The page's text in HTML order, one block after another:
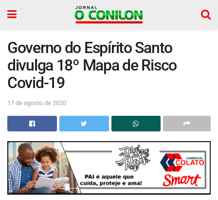
Governo do Espírito Santo
divulga 18º Mapa de Risco
Covid-19
17 de agosto de 2020